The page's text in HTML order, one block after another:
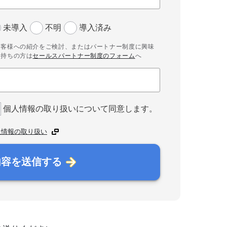
未導入 不明 導入済み
様への紹介をご検討、またはパートナー制度に興味
ちの方はセールスパートナー制度のフォームへ
個人情報の取り扱いについて同意します。
報の取り扱い
を送信する